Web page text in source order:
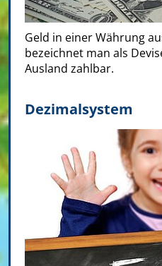
Geld in einer Währung
bezeichnet man als
Ausland zahlbar.
Dezimalsystem